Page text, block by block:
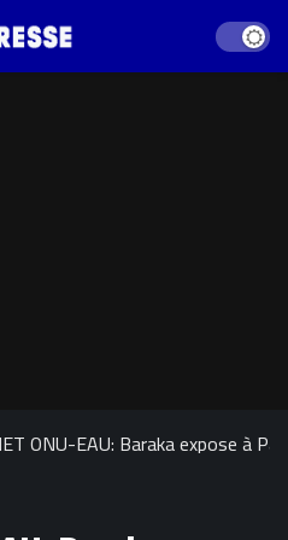
Dark
ONU-EAU: Baraka expose à